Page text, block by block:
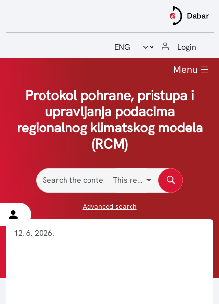
Odabir jezika Login
Menu
Guides and manuals
Reports
Contact
Protokol pristupa podacima
Protokol pohrane, pristupa i
upravljanja podacima
regionalnog klimatskog modela
(RCM)
This repository
Advanced search
12. 6. 2026.